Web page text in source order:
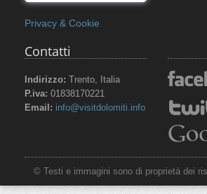
Privacy & Cookie
Contatti
Indirizzo: Trento, Italia
P.iva: 01838170221
Email: info@visitdolomiti.info
© Testi e immagini sono di proprietà dei